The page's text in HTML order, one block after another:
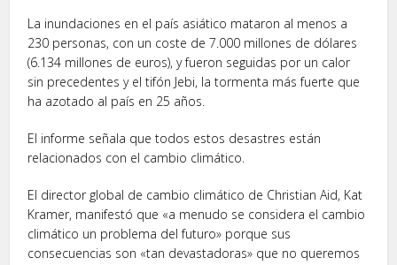
La inundaciones en el país asiático mataron al menos a
230 personas, con un coste de 7.000 millones de dólares
(6.134 millones de euros), y fueron seguidas por un calor
sin precedentes y el tifón Jebi, la tormenta más fuerte que
ha azotado al país en 25 años.
El informe señala que todos estos desastres están
relacionados con el cambio climático.
El director global de cambio climático de Christian Aid, Kat
Kramer, manifestó que «a menudo se considera el cambio
climático un problema del futuro» porque sus
consecuencias son «tan devastadoras» que no queremos